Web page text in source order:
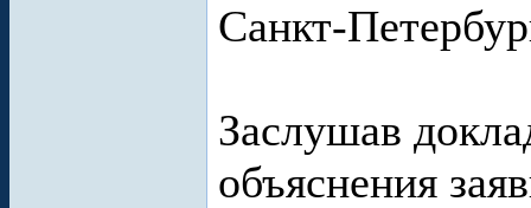
Санкт-
Заслушав
объяснения